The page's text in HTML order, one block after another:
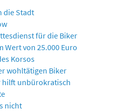
die Stadt
für die Biker
Wert von 25.000 Euro
Korsos
wohltätigen Biker
hilft unbürokratisch
nicht